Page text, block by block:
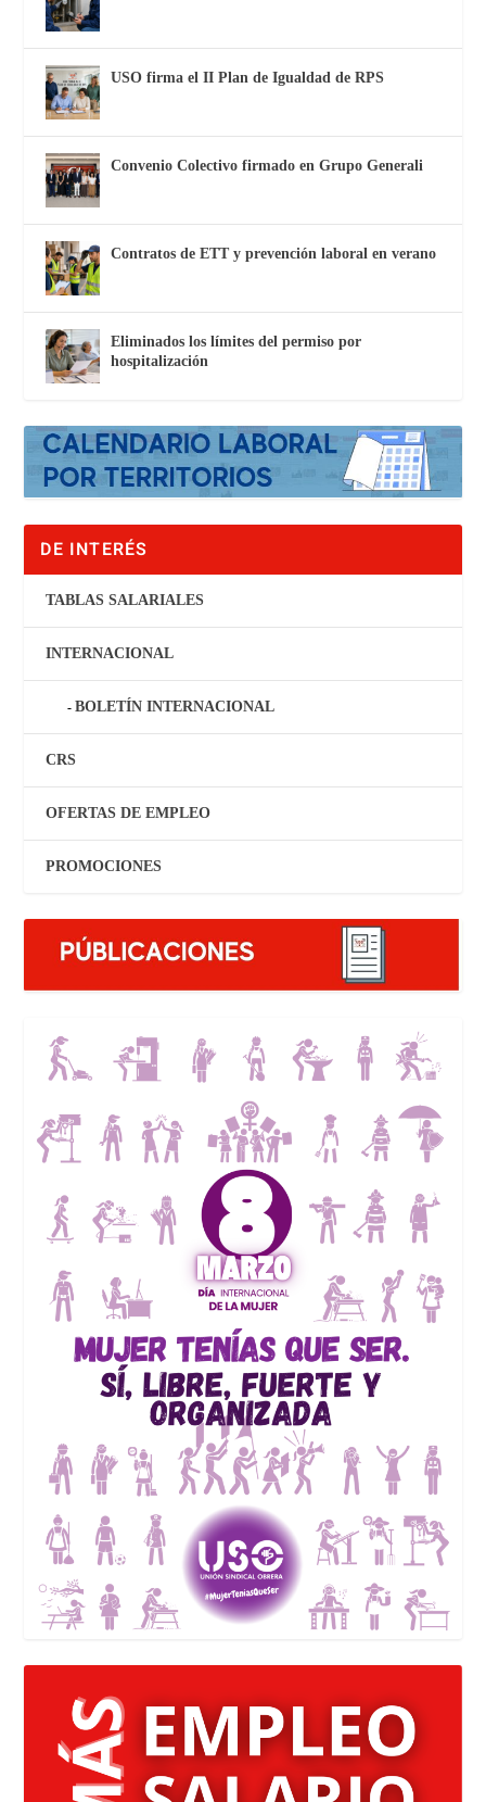
USO firma el II Plan de Igualdad de RPS
Convenio Colectivo firmado en Grupo Generali
Contratos de ETT y prevención laboral en verano
Eliminados los límites del permiso por
hospitalización
DE INTERÉS
TABLAS SALARIALES
INTERNACIONAL
BOLETÍN INTERNACIONAL
CRS
OFERTAS DE EMPLEO
PROMOCIONES